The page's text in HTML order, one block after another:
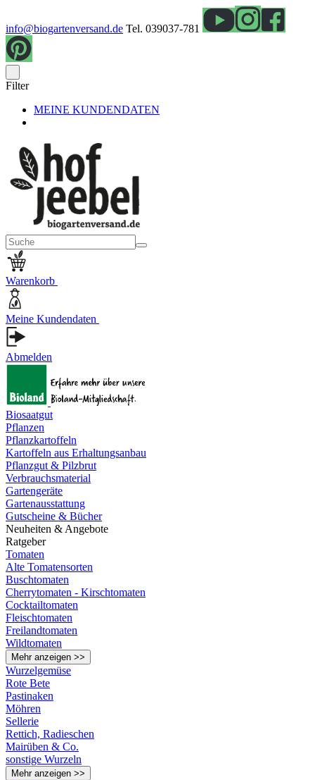
info@biogartenversand.de Tel. 039037-781
Filter
MEINE KUNDENDATEN
Warenkorb
Meine Kundendaten
Abmelden
Biosaatgut
Pflanzen
Pflanzkartoffeln
Kartoffeln aus Erhaltungsanbau
Pflanzgut & Pilzbrut
Verbrauchsmaterial
Gartengeräte
Gartenausstattung
Gutscheine & Bücher
Neuheiten & Angebote
Ratgeber
Tomaten
Alte Tomatensorten
Buschtomaten
Cherrytomaten - Kirschtomaten
Cocktailtomaten
Fleischtomaten
Freilandtomaten
Wildtomaten
Mehr anzeigen >>
Wurzelgemüse
Rote Bete
Pastinaken
Möhren
Sellerie
Rettich, Radieschen
Mairüben & Co.
sonstige Wurzeln
Mehr anzeigen >>